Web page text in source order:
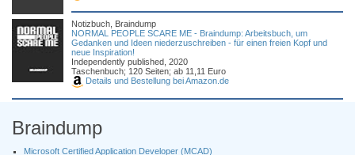
Notizbuch, Braindump
NORMAL PEOPLE SCARE ME - Braindump: Arbeitsbuch, um
Gedanken und Ideen niederzuschreiben - für einen freien Kopf und
neue Inspiration!
Independently published, 2020
Taschenbuch; 120 Seiten; ab 11,11 Euro
Details und Bestellung bei Amazon.de
Braindump
Microsoft Certified Application Developer (MCAD)